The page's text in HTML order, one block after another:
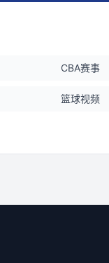
CBA赛事
篮球视频